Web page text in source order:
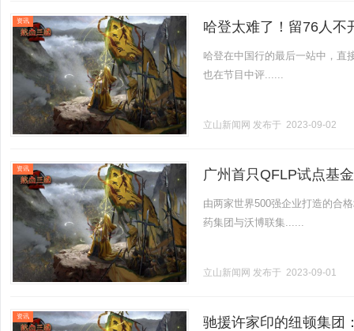
资讯 哈登太难了！留76人不
哈登在中国行的最后一站中，直
也在节目中评......
立山新闻网 发布于 2023-09-02
资讯 广州首只QFLP试点基
由两家世界500强企业打造的合
药集团与沃博联集......
立山新闻网 发布于 2023-09-01
资讯
驰援许家印的纽顿集团